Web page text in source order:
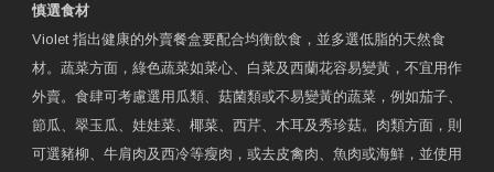
慎選食材
Violet 指出健康的外賣餐盒要配合均衡飲食，並多選低脂的天然食
材。蔬菜方面，綠色蔬菜如菜心、白菜及西蘭花容易變黃，不宜用作
外賣。食肆可考慮選用瓜類、菇菌類或不易變黃的蔬菜，例如茄子、
節瓜、翠玉瓜、娃娃菜、椰菜、西芹、木耳及秀珍菇。肉類方面，則
可選豬柳、牛肩肉及西冷等瘦肉，或去皮禽肉、魚肉或海鮮，並使用